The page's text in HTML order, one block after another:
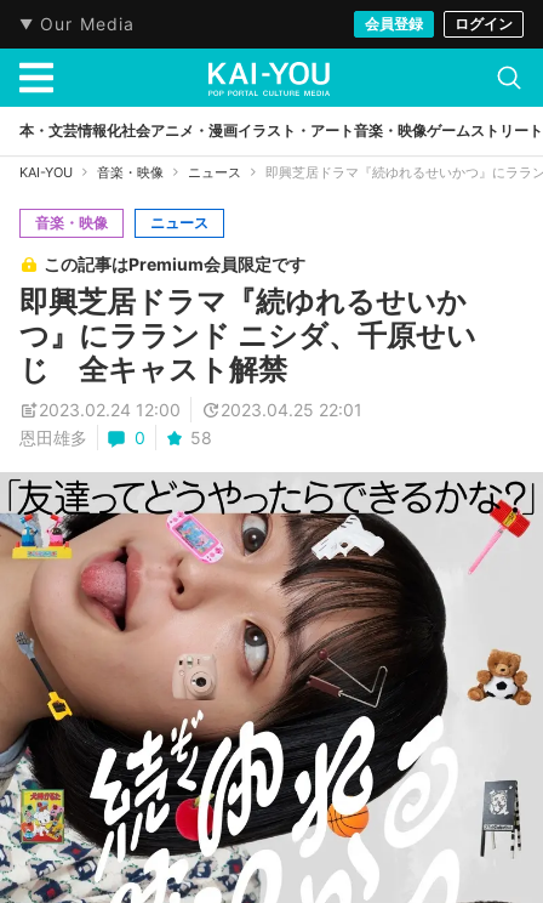
Our Media 会員登録 ログイン
本・文芸情報化社会アニメ・漫画イラスト・アート音楽・映像ゲームストリート
KAI-YOU 音楽・映像 ニュース 即興芝居ドラマ『続ゆれるせいかつ』にラ
音楽・映像 ニュース
この記事はPremium会員限定です
即興芝居ドラマ『続ゆれるせいか
つ』にラランド ニシダ、千原せい
じ 全キャスト解禁
2023.02.24 12:00
2023.04.25 22:01
恩田雄多
0 58